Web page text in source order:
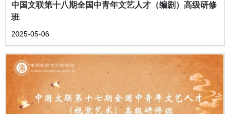
中国文联第十八期全国中青年文艺人才（编剧）高级研修
班
2025-05-06